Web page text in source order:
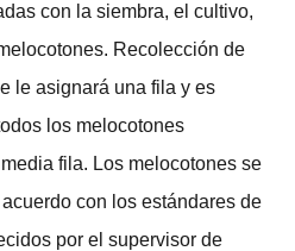
con la siembra, el cultivo,
Recolección de
le asignará una fila y es
los melocotones
fila. Los melocotones se
con los estándares de
por el supervisor de